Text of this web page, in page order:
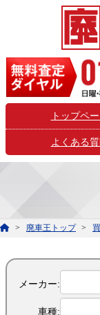
トップペ
よくある質
廃車王トップ
メーカー:
車種: